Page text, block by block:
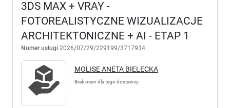
3DS MAX + VRAY -
FOTOREALISTYCZNE WIZUALIZACJE
ARCHITEKTONICZNE + AI - ETAP 1
Numer usługi 2026/07/29/229199/3717934
MOLISE ANETA BIELECKA
Brak ocen dla tego dostawcy